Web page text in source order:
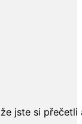
jste si přečetli